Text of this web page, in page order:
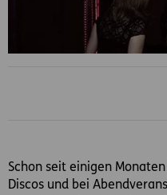
Schon seit einigen
Discos und bei